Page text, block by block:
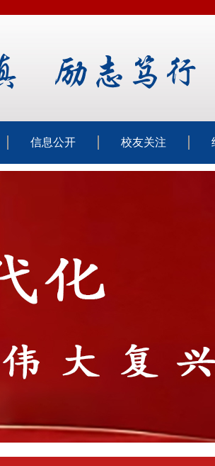
信息公开 校友关注